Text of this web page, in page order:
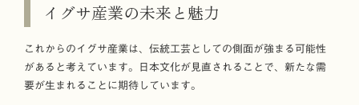
イグサ産業の未来と魅力
これからのイグサ産業は、伝統工芸としての側面が強まる可能性
があると考えています。日本文化が見直されることで、新たな需
要が生まれることに期待しています。